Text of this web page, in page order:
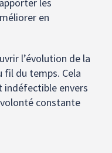
les
en
l’évolution de la
du temps. Cela
envers
constante